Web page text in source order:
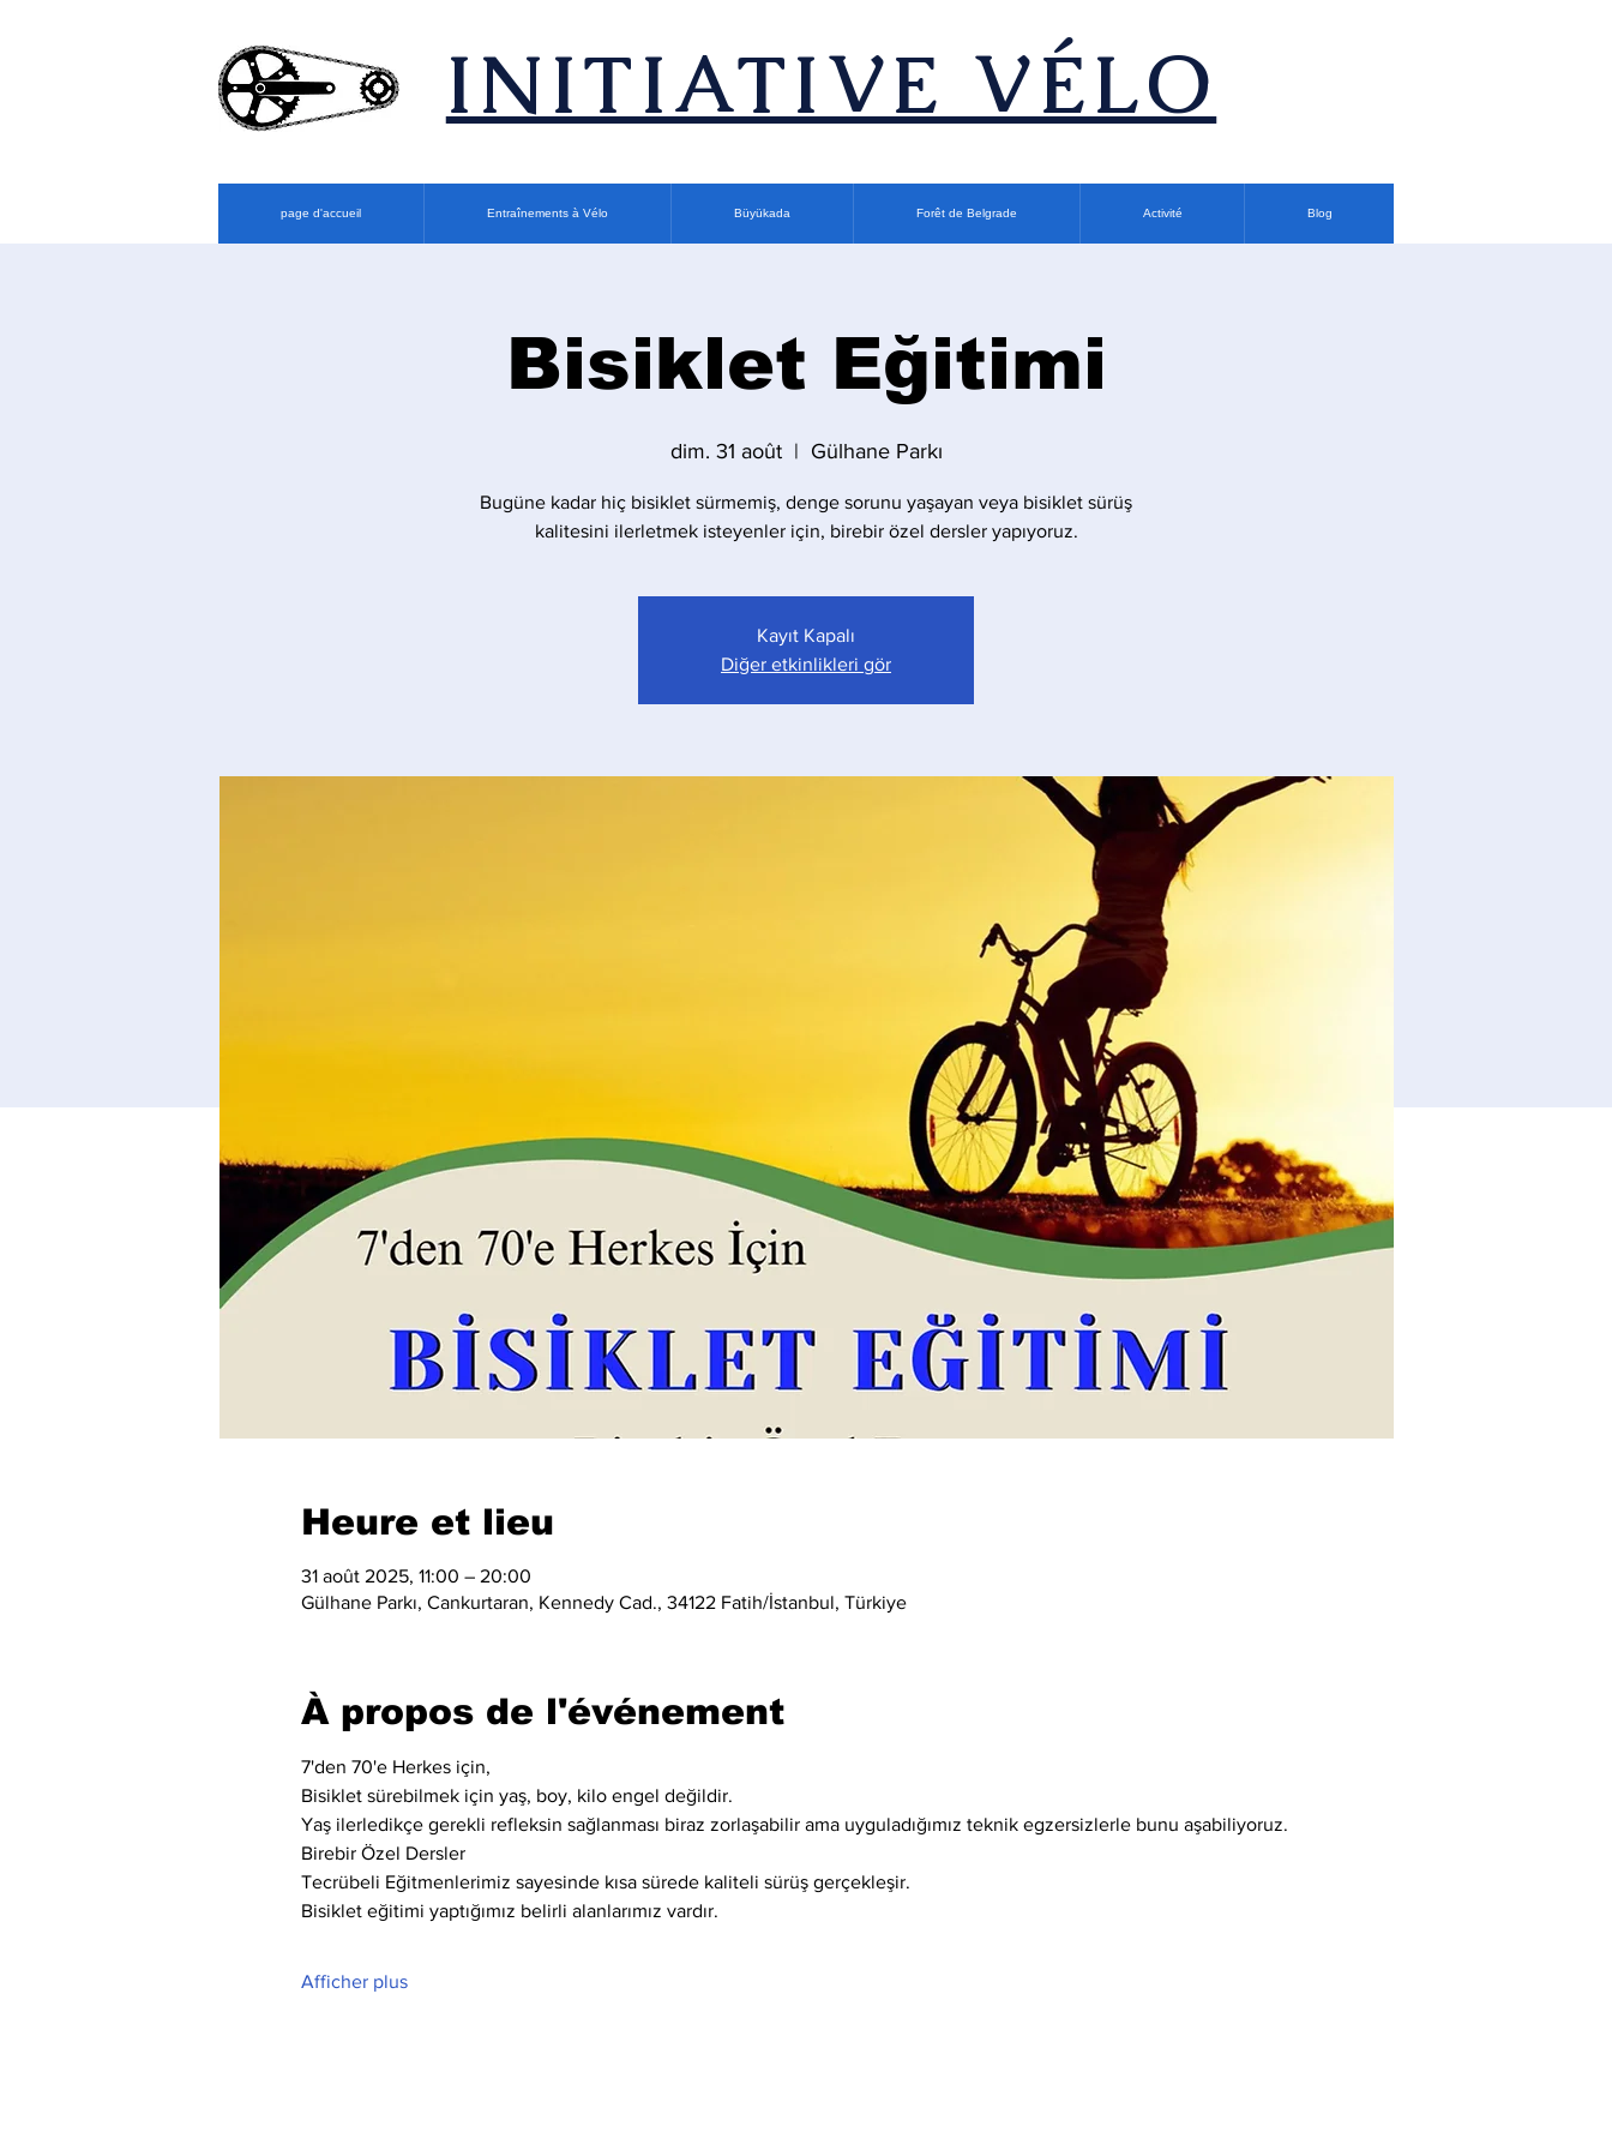
​INITIATIVE VÉLO
page d'accueil Entraînements à Vélo Büyükada Forêt de Belgrade Activité Blog
Bisiklet Eğitimi
dim. 31 août
  |
Gülhane Parkı
Bugüne kadar hiç bisiklet sürmemiş, denge sorunu yaşayan veya bisiklet sürüş
kalitesini ilerletmek isteyenler için, birebir özel dersler yapıyoruz.
Kayıt Kapalı
Diğer etkinlikleri gör
Heure et lieu
31 août 2025, 11:00 – 20:00
Gülhane Parkı, Cankurtaran, Kennedy Cad., 34122 Fatih/İstanbul, Türkiye
À propos de l'événement
7'den 70'e Herkes için,
Bisiklet sürebilmek için yaş, boy, kilo engel değildir.
Yaş ilerledikçe gerekli refleksin sağlanması biraz zorlaşabilir ama uyguladığımız teknik egzersizlerle bunu aşabiliyoruz.
Birebir Özel Dersler
Tecrübeli Eğitmenlerimiz sayesinde kısa sürede kaliteli sürüş gerçekleşir.
Bisiklet eğitimi yaptığımız belirli alanlarımız vardır.
Afficher plus